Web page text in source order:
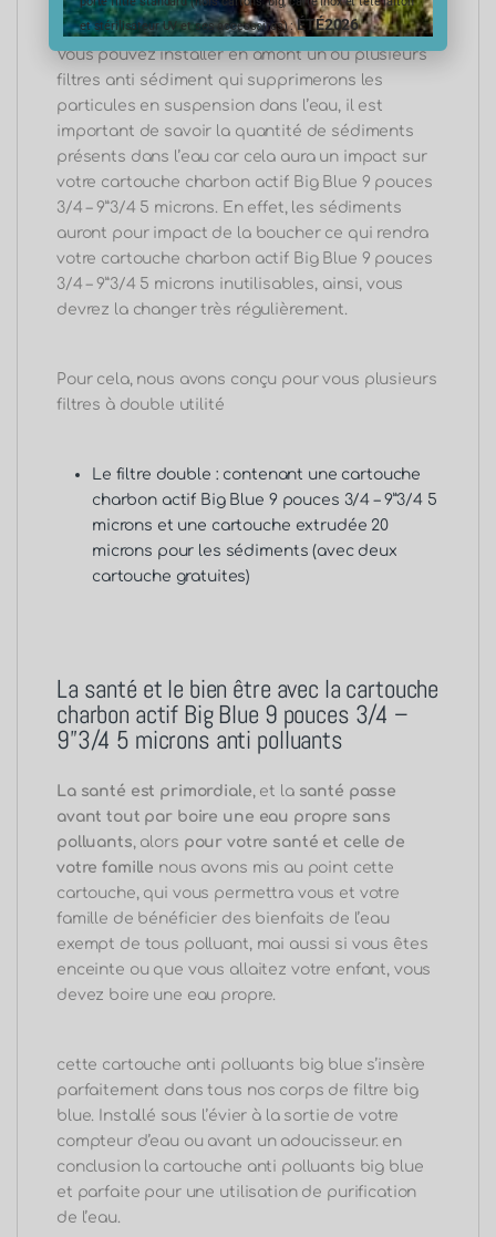
Vous pouvez installer en amont un ou plusieurs
filtres anti sédiment qui supprimerons les
particules en suspension dans l’eau, il est
important de savoir la quantité de sédiments
présents dans l’eau car cela aura un impact sur
votre cartouche charbon actif Big Blue 9 pouces
3/4 – 9”3/4 5 microns. En effet, les sédiments
auront pour impact de la boucher ce qui rendra
votre cartouche charbon actif Big Blue 9 pouces
3/4 – 9”3/4 5 microns inutilisables, ainsi, vous
devrez la changer très régulièrement.
Pour cela, nous avons conçu pour vous plusieurs
filtres à double utilité
Le filtre double : contenant une cartouche
charbon actif Big Blue 9 pouces 3/4 – 9”3/4 5
microns et une cartouche extrudée 20
microns pour les sédiments (avec deux
cartouche gratuites)
La santé et le bien être avec la cartouche
charbon actif Big Blue 9 pouces 3/4 –
9”3/4 5 microns anti polluants
La santé est primordiale, et la santé passe
avant tout par boire une eau propre sans
polluants, alors pour votre santé et celle de
votre famille nous avons mis au point cette
cartouche, qui vous permettra vous et votre
famille de bénéficier des bienfaits de l’eau
exempt de tous polluant, mai aussi si vous êtes
enceinte ou que vous allaitez votre enfant, vous
devez boire une eau propre.
cette cartouche anti polluants big blue s’insère
parfaitement dans tous nos corps de filtre big
blue. Installé sous l’évier à la sortie de votre
compteur d’eau ou avant un adoucisseur. en
conclusion la cartouche anti polluants big blue
et parfaite pour une utilisation de purification
de l’eau.
et stérilisateur UV et ses accessoires) :ÉTÉ2026